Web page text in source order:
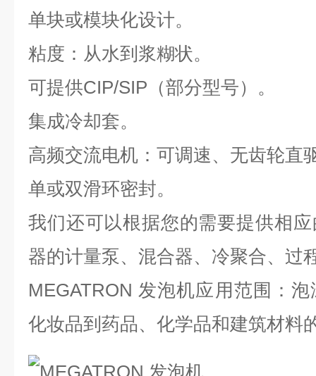
单块或模块化设计。
粘度：从水到浆糊状。
可提供CIP/SIP（部分型号）。
集成冷却套。
高频交流电机：可调速、无齿轮直
单或双滑环密封。
我们还可以根据您的需要提供相
器的计量泵、混合器、冷聚合、过
MEGATRON 发泡机应用范围： 泡
化妆品到药品、化学品和建筑材料